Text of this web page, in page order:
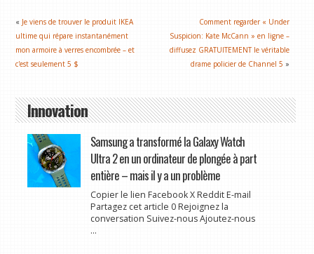
« Je viens de trouver le produit IKEA
ultime qui répare instantanément
mon armoire à verres encombrée – et
c'est seulement 5 $
Comment regarder « Under
Suspicion: Kate McCann » en ligne –
diffusez GRATUITEMENT le véritable
drame policier de Channel 5 »
Innovation
Samsung a transformé la Galaxy Watch
Ultra 2 en un ordinateur de plongée à part
entière – mais il y a un problème
Copier le lien Facebook X Reddit E-mail
Partagez cet article 0 Rejoignez la
conversation Suivez-nous Ajoutez-nous
...